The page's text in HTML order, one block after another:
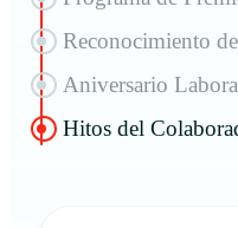
Reconocimiento
Aniversario
Hitos del